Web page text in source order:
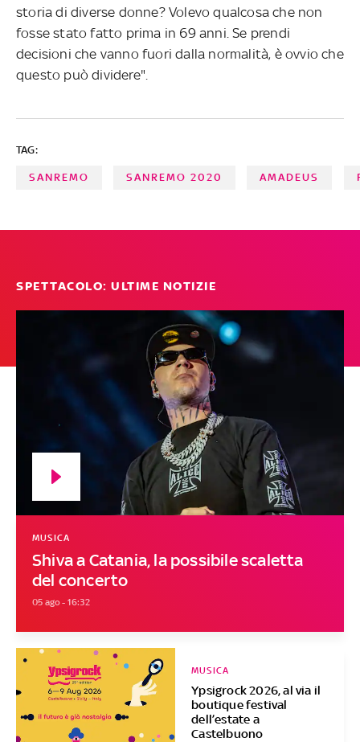
storia di diverse donne? Volevo qualcosa che non
fosse stato fatto prima in 69 anni. Se prendi
decisioni che vanno fuori dalla normalità, è ovvio che
questo può dividere".
TAG:
SANREMO SANREMO 2020 AMADEUS
SPETTACOLO: ULTIME NOTIZIE
Shiva a Catania, la possibile scaletta
del concerto
MUSICA
05 ago - 16:32
Ypsigrock 2026, al via il
boutique festival
dell’estate a
Castelbuono
MUSICA